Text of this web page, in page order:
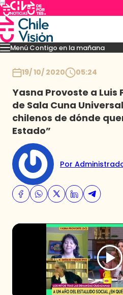
Menú Contigo en la mañana
MomentosReportajes
19/ 10/ 2020 05:24
Yasna Provoste a
de Sala Cuna
chilenos de dónde
Estado”
Por
Imperdibles
Programas
Club De La Comedia
Contigo en Directo
Plan Perfecto